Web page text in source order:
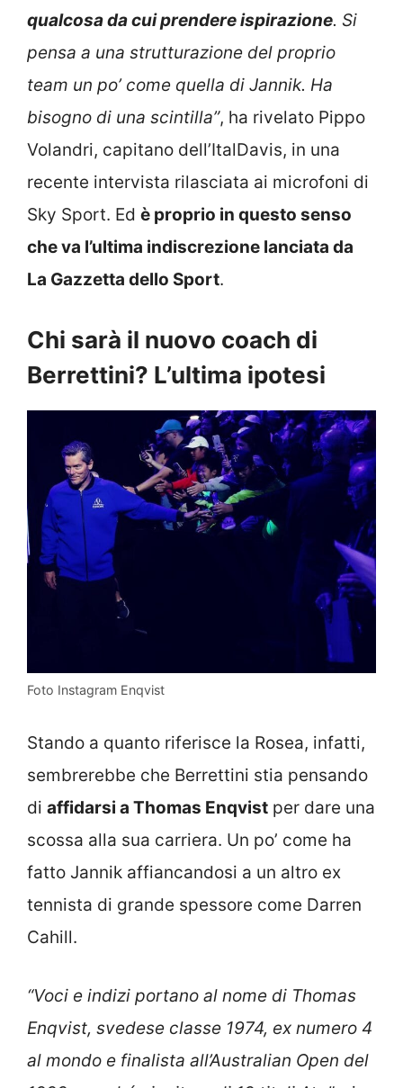
qualcosa da cui prendere ispirazione. Si
pensa a una strutturazione del proprio
team un po’ come quella di Jannik. Ha
bisogno di una scintilla”, ha rivelato Pippo
Volandri, capitano dell’ItalDavis, in una
recente intervista rilasciata ai microfoni di
Sky Sport. Ed è proprio in questo senso
che va l’ultima indiscrezione lanciata da
La Gazzetta dello Sport.
Chi sarà il nuovo coach di
Berrettini? L’ultima ipotesi
Foto Instagram Enqvist
Stando a quanto riferisce la Rosea, infatti,
sembrerebbe che Berrettini stia pensando
di affidarsi a Thomas Enqvist per dare una
scossa alla sua carriera. Un po’ come ha
fatto Jannik affiancandosi a un altro ex
tennista di grande spessore come Darren
Cahill.
“Voci e indizi portano al nome di Thomas
Enqvist, svedese classe 1974, ex numero 4
al mondo e finalista all’Australian Open del